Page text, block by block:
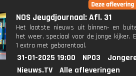
NOS Jeugdjournaal: Afl. 31
Het laatste nieuws uit binnen- en
het weer, speciaal voor de jonge kijker.
1 extra met gebarentaal.
31-01-2025 19:00 NPO3
Nieuws.TV
Alle afleveringen